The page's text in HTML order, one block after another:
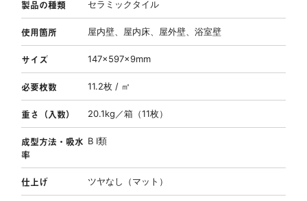
製品の種類 セラミックタイル
使用箇所 屋内壁、屋内床、屋外壁、浴室壁
サイズ 147×597×9mm
必要枚数 11.2枚 / ㎡
重さ（入数） 20.1kg／箱（11枚）
成型方法・吸水
率
B Ⅰ類
仕上げ ツヤなし（マット）